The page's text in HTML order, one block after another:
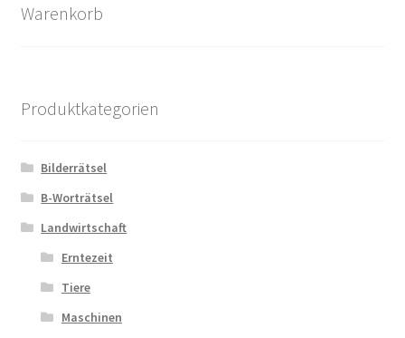
Warenkorb
Produktkategorien
Bilderrätsel
B-Worträtsel
Landwirtschaft
Erntezeit
Tiere
Maschinen